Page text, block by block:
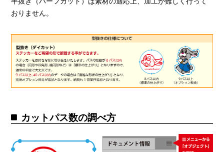
おりません。
カットパス数の調べ方